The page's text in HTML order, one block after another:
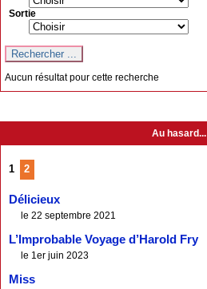
Sortie
Aucun résultat pour cette recherche
Au hasard...
1 2
Délicieux
le 22 septembre 2021
L’Improbable Voyage d’Harold Fry
le 1er juin 2023
Miss